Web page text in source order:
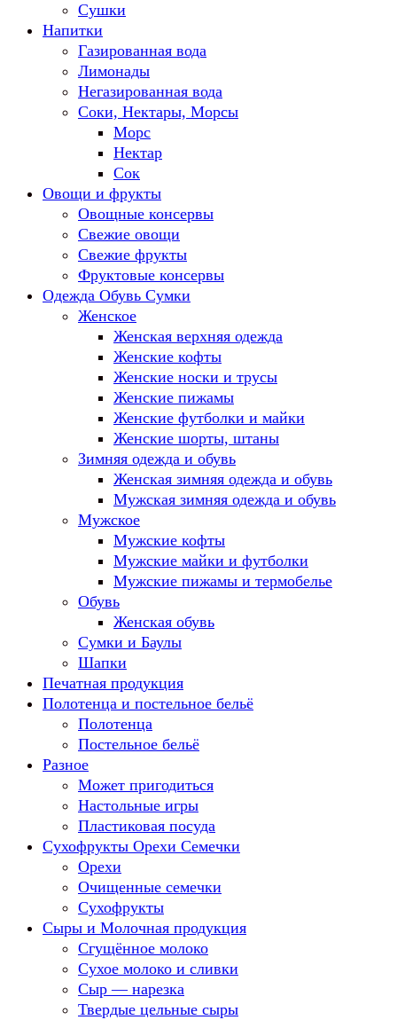
Сушки
Напитки
Газированная вода
Лимонады
Негазированная вода
Соки, Нектары, Морсы
Морс
Нектар
Сок
Овощи и фрукты
Овощные консервы
Свежие овощи
Свежие фрукты
Фруктовые консервы
Одежда Обувь Сумки
Женское
Женская верхняя одежда
Женские кофты
Женские носки и трусы
Женские пижамы
Женские футболки и майки
Женские шорты, штаны
Зимняя одежда и обувь
Женская зимняя одежда и обувь
Мужская зимняя одежда и обувь
Мужское
Мужские кофты
Мужские майки и футболки
Мужские пижамы и термобелье
Обувь
Женская обувь
Сумки и Баулы
Шапки
Печатная продукция
Полотенца и постельное бельё
Полотенца
Постельное бельё
Разное
Может пригодиться
Настольные игры
Пластиковая посуда
Сухофрукты Орехи Семечки
Орехи
Очищенные семечки
Сухофрукты
Сыры и Молочная продукция
Сгущённое молоко
Сухое молоко и сливки
Сыр — нарезка
Твердые цельные сыры